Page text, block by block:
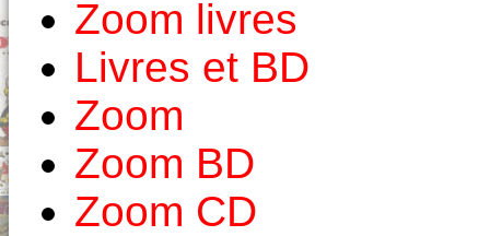
Zoom livres
Livres et BD
Zoom
Zoom BD
Zoom CD